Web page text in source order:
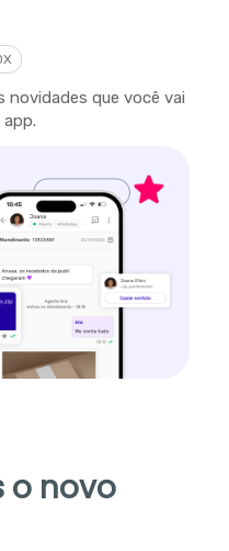
novidades que você vai
o novo